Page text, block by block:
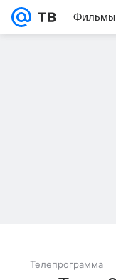
Фильмы
Телепрограмма